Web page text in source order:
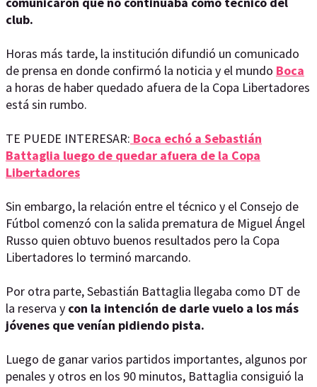
club.
Horas más tarde, la institución difundió un comunicado
de prensa en donde confirmó la noticia y el mundo Boca
a horas de haber quedado afuera de la Copa Libertadores
está sin rumbo.
TE PUEDE INTERESAR: Boca echó a Sebastián
Battaglia luego de quedar afuera de la Copa
Libertadores
Sin embargo, la relación entre el técnico y el Consejo de
Fútbol comenzó con la salida prematura de Miguel Ángel
Russo quien obtuvo buenos resultados pero la Copa
Libertadores lo terminó marcando.
Por otra parte, Sebastián Battaglia llegaba como DT de
la reserva y con la intención de darle vuelo a los más
jóvenes que venían pidiendo pista.
Luego de ganar varios partidos importantes, algunos por
penales y otros en los 90 minutos, Battaglia consiguió la